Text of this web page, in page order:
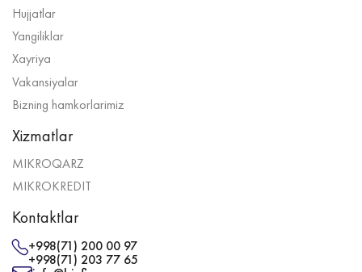
Hujjatlar
Yangiliklar
Xayriya
Vakansiyalar
Bizning hamkorlarimiz
Xizmatlar
MIKROQARZ
MIKROKREDIT
Kontaktlar
+998(71) 200 00 97
+998(71) 203 77 65